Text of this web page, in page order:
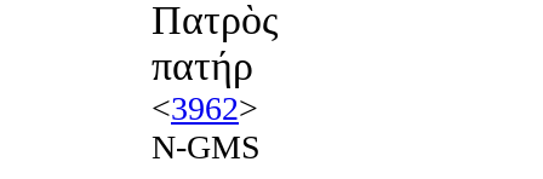
Πατρὸς
πατήρ
<3962>
N-GMS